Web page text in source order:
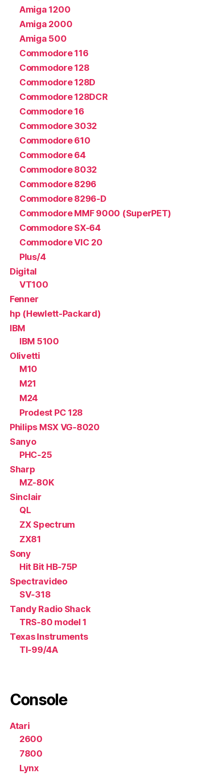
Amiga 1200
Amiga 2000
Amiga 500
Commodore 116
Commodore 128
Commodore 128D
Commodore 128DCR
Commodore 16
Commodore 3032
Commodore 610
Commodore 64
Commodore 8032
Commodore 8296
Commodore 8296-D
Commodore MMF 9000 (SuperPET)
Commodore SX-64
Commodore VIC 20
Plus/4
Digital
VT100
Fenner
hp (Hewlett-Packard)
IBM
IBM 5100
Olivetti
M10
M21
M24
Prodest PC 128
Philips MSX VG-8020
Sanyo
PHC-25
Sharp
MZ-80K
Sinclair
QL
ZX Spectrum
ZX81
Sony
Hit Bit HB-75P
Spectravideo
SV-318
Tandy Radio Shack
TRS-80 model 1
Texas Instruments
TI-99/4A
Console
Atari
2600
7800
Lynx